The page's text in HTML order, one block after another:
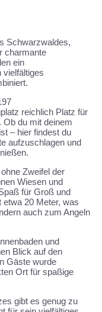
Schwarzwaldes,
charmante
ein
vielfältiges
reichlich Platz für
Ob du mit deinem
– hier findest du
aufzuschlagen und
Zweifel der
Wiesen und
für Groß und
etwa 20 Meter, was
auch zum Angeln
und
Blick auf den
Gäste wurde
Ort für spaßige
gibt es genug zu